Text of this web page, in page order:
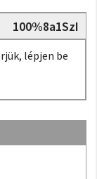
100%8a1SzI
lépjen be